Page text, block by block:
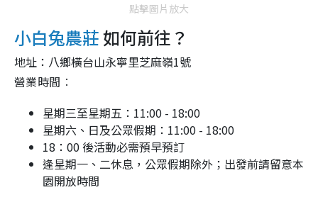
點擊圖片放大
小白兔農莊如何前往？
地址： 八鄉橫台山永寧里芝麻嶺1號
營業時間︰
星期三至星期五：11:00 - 18:00
星期六、日及公眾假期：11:00 - 18:00
18：00 後活動必需預早預訂
逢星期一、二休息，公眾假期除外；出發前請留意本
園開放時間